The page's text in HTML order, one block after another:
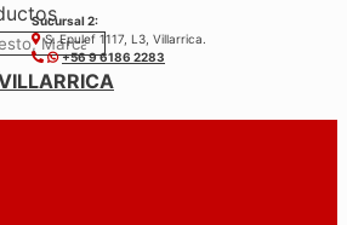
Sucursal 2:
S. Epulef 1117, L3, Villarrica.
+56 9 6186 2283